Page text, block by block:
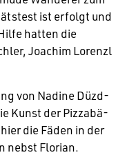
ist erfolgt und
hatten die
Joachim Lorenzl
von Nadine Düzd­
Kunst der Pizza­bä­
die Fäden in der
nebst Florian.